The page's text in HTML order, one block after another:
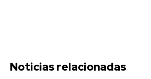
Noticias relacionadas